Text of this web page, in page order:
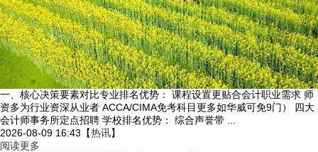
一、核心决策要素对比专业排名优势： 课程设置更贴合会计职业需求 师
资多为行业资深从业者 ACCA/CIMA免考科目更多如华威可免9门） 四大
会计师事务所定点招聘 学校排名优势： 综合声誉带 ...
2026-08-09 16:43 【热讯】
阅读更多